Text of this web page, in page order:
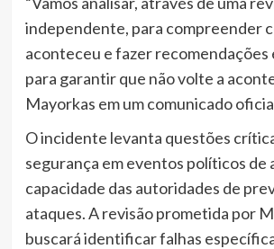
independente, para compreender
aconteceu e fazer recomendações
para garantir que não volte a
Mayorkas em um comunicado
O incidente levanta questões
segurança em eventos políticos de
capacidade das autoridades de
ataques. A revisão prometida por
buscará identificar falhas